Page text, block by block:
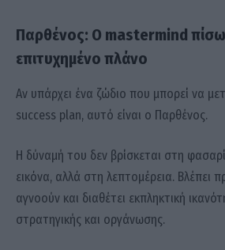
Παρθένος: Ο mastermind
επιτυχημένο πλάνο
Αν υπάρχει ένα ζώδιο που μπορεί να
success plan, αυτό είναι ο Παρθένος.
Η δύναμή του δεν βρίσκεται στη
εικόνα, αλλά στη λεπτομέρεια. Βλέπει
αγνοούν και διαθέτει εκπληκτική
στρατηγικής και οργάνωσης.